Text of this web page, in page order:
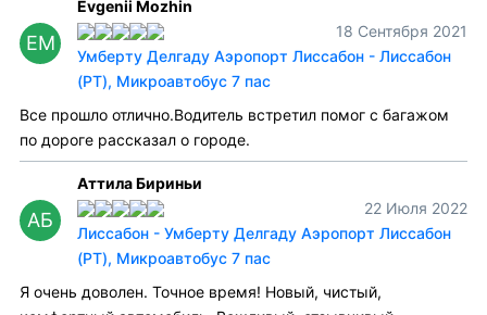
EM
Evgenii Mozhin
18 Сентября 2021
Умберту Делгаду Аэропорт Лиссабон - Лиссабон
(PT), Микроавтобус 7 пас
Все прошло отлично.Водитель встретил помог с багажом
по дороге рассказал о городе.
АБ
Аттила Бириньи
22 Июля 2022
Лиссабон - Умберту Делгаду Аэропорт Лиссабон
(PT), Микроавтобус 7 пас
Я очень доволен. Точное время! Новый, чистый,